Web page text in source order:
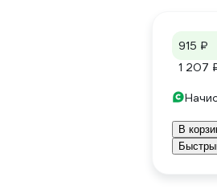
915 ₽
1 207
В